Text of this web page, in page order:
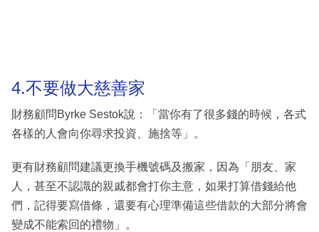
4.不要做大慈善家
財務顧問Byrke Sestok說：「當你有了很多錢的時候，各式
各樣的人會向你尋求投資、施捨等」。
更有財務顧問建議更換手機號碼及搬家，因為「朋友、家
人，甚至不認識的親戚都會打你主意，如果打算借錢給他
們，記得要寫借條，還要有心理準備這些借款的大部分將會
變成不能索回的禮物」。